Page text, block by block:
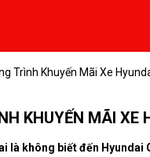
Trình Khuyến Mãi Xe
KHUYẾN MÃI XE
là không biết đến